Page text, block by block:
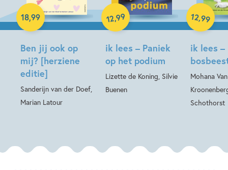
Ben jij ook op
mij? [herziene
editie]
Sanderijn van der Doef,
Marian Latour
18,99
Hardcover
ik lees – Paniek
op het podium
Lizette de Koning, Silvie
Buenen
12,99
Hardcover
ik lees –
Mohana
Schothorst
12,99
Hardcover